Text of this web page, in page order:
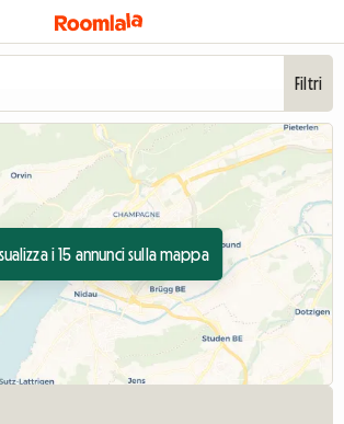
Filtri
i 15 annunci sulla mappa